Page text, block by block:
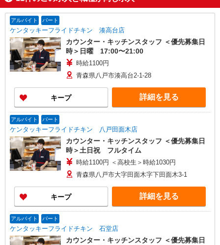
アルバイト パート
ケンタッキーフライドチキン 湊高台店
カウンター・キッチンスタッフ ＜優先募集日
時＞日曜 17:00〜21:00
時給1100円
青森県八戸市湊高台2-1-28
キープ 詳細を見る
アルバイト パート
ケンタッキーフライドチキン 八戸田面木店
カウンター・キッチンスタッフ ＜優先募集日
時＞土日祝 フルタイム
時給1100円 ＜高校生＞時給1030円
青森県八戸市大字田面木字下田面木3-1
キープ 詳細を見る
アルバイト パート
ケンタッキーフライドチキン 石堂店
カウンター・キッチンスタッフ ＜優先募集日